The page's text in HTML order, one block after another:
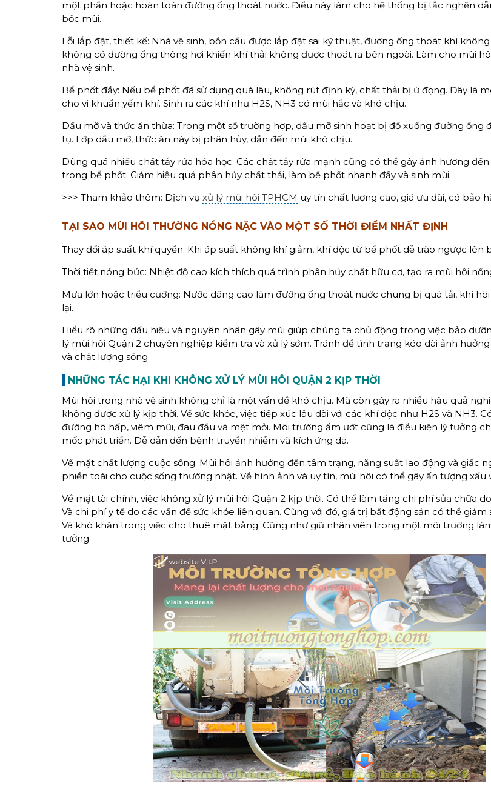
một phần hoặc hoàn toàn đường ống thoát nước. Điều này làm cho hệ thống bị tắc nghẽn
bốc mùi.
Lỗi lắp đặt, thiết kế: Nhà vệ sinh, bồn cầu được lắp đặt sai kỹ thuật, đường ống thoát khí
không có đường ống thông hơi khiến khí thải không được thoát ra bên ngoài. Làm cho mùi
nhà vệ sinh.
Bể phốt đầy: Nếu bể phốt đã sử dụng quá lâu, không rút định kỳ, chất thải bị ứ đọng. Đây là
cho vi khuẩn yếm khí. Sinh ra các khí như H2S, NH3 có mùi hắc và khó chịu.
Dầu mỡ và thức ăn thừa: Trong một số trường hợp, dầu mỡ sinh hoạt bị đổ xuống đường ống
tụ. Lớp dầu mỡ, thức ăn này bị phân hủy, dẫn đến mùi khó chịu.
Dùng quá nhiều chất tẩy rửa hóa học: Các chất tẩy rửa mạnh cũng có thể gây ảnh hưởng đến
trong bể phốt. Giảm hiệu quả phân hủy chất thải, làm bể phốt nhanh đầy và sinh mùi.
>>> Tham khảo thêm: Dịch vụ xử lý mùi hôi TPHCM uy tín chất lượng cao, giá ưu đãi, có bảo
TẠI SAO MÙI HÔI THƯỜNG NỒNG NẶC VÀO MỘT SỐ THỜI ĐIỂM NHẤT ĐỊNH
Thay đổi áp suất khí quyển: Khi áp suất không khí giảm, khí độc từ bể phốt dễ trào ngược lên
Thời tiết nóng bức: Nhiệt độ cao kích thích quá trình phân hủy chất hữu cơ, tạo ra mùi hôi
Mưa lớn hoặc triều cường: Nước dâng cao làm đường ống thoát nước chung bị quá tải, khí
lại.
Hiểu rõ những dấu hiệu và nguyên nhân gây mùi giúp chúng ta chủ động trong việc bảo
lý mùi hôi Quận 2 chuyên nghiệp kiểm tra và xử lý sớm. Tránh để tình trạng kéo dài ảnh
và chất lượng sống.
NHỮNG TÁC HẠI KHI KHÔNG XỬ LÝ MÙI HÔI QUẬN 2 KỊP THỜI
Mùi hôi trong nhà vệ sinh không chỉ là một vấn đề khó chịu. Mà còn gây ra nhiều hậu quả
không được xử lý kịp thời. Về sức khỏe, việc tiếp xúc lâu dài với các khí độc như H2S và NH3.
đường hô hấp, viêm mũi, đau đầu và mệt mỏi. Môi trường ẩm ướt cũng là điều kiện lý tưởng
mốc phát triển. Dễ dẫn đến bệnh truyền nhiễm và kích ứng da.
Về mặt chất lượng cuộc sống: Mùi hôi ảnh hưởng đến tâm trạng, năng suất lao động và giấc
phiền toái cho cuộc sống thường nhật. Về hình ảnh và uy tín, mùi hôi có thể gây ấn tượng xấu
Về mặt tài chính, việc không xử lý mùi hôi Quận 2 kịp thời. Có thể làm tăng chi phí sửa chữa
Và chi phí y tế do các vấn đề sức khỏe liên quan. Cùng với đó, giá trị bất động sản có thể
Và khó khăn trong việc cho thuê mặt bằng. Cũng như giữ nhân viên trong một môi trường
tưởng.